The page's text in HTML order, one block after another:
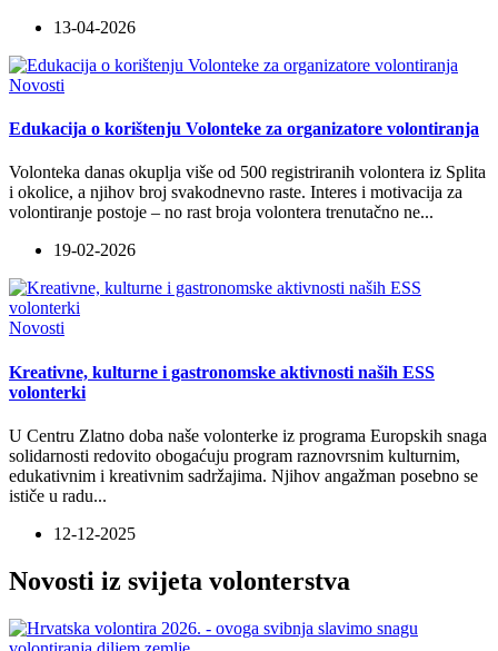
13-04-2026
Novosti
Edukacija o korištenju Volonteke za organizatore volontiranja
Volonteka danas okuplja više od 500 registriranih volontera iz Splita
i okolice, a njihov broj svakodnevno raste. Interes i motivacija za
volontiranje postoje – no rast broja volontera trenutačno ne...
19-02-2026
Novosti
Kreativne, kulturne i gastronomske aktivnosti naših ESS
volonterki
U Centru Zlatno doba naše volonterke iz programa Europskih snaga
solidarnosti redovito obogaćuju program raznovrsnim kulturnim,
edukativnim i kreativnim sadržajima. Njihov angažman posebno se
ističe u radu...
12-12-2025
Novosti iz svijeta volonterstva